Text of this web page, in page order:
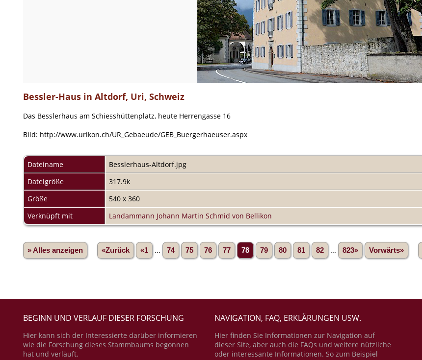
Bessler-Haus in Altdorf, Uri, Schweiz
Das Besslerhaus am Schiesshüttenplatz, heute Herrengasse 16
Bild: http://www.urikon.ch/UR_Gebaeude/GEB_Buergerhaeuser.aspx
Dateiname
Besslerhaus-Altdorf.jpg
Dateigröße
317.9k
Größe
540 x 360
Verknüpft mit
Landammann Johann Martin Schmid von Bellikon
» Alles anzeigen «Zurück «1 74 75 76 77 78 79 80 81 82 823» Vorwärts»
BEGINN UND VERLAUF DIESER FORSCHUNG
Hier kann sich der Interessierte darüber informieren
wie die Forschung dieses Stammbaums begonnen
hat und verläuft.
NAVIGATION, FAQ, ERKLÄRUNGEN USW.
Hier finden Sie Informationen zur Navigation auf
dieser Site, aber auch die FAQs und weitere nützliche
oder interessante Informationen. So zum Beispiel